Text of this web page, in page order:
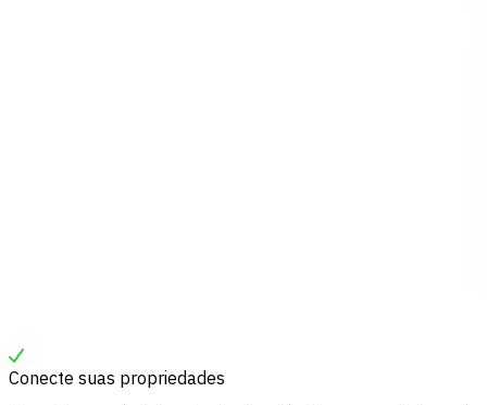
Conecte suas propriedades